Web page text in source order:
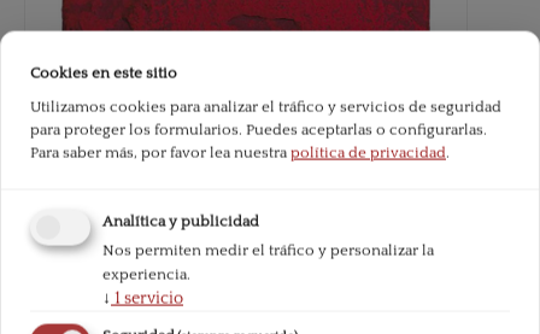
Cookies en este sitio
Utilizamos cookies para analizar el tráfico y servicios de seguridad
para proteger los formularios. Puedes aceptarlas o configurarlas.
Para saber más, por favor lea nuestra política de privacidad.
Analítica y publicidad
Nos permiten medir el tráfico y personalizar la
experiencia.
↓ 1servicio